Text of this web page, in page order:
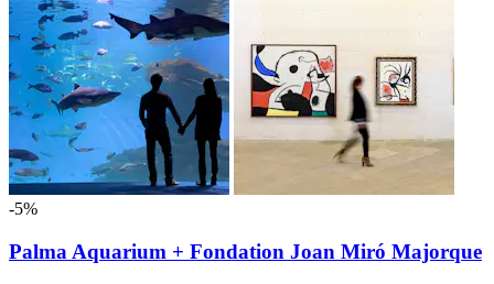
-5%
Palma Aquarium + Fondation Joan Miró Majorque